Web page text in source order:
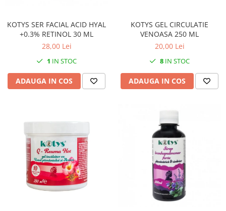
KOTYS SER FACIAL ACID HYAL
+0.3% RETINOL 30 ML
28,00 Lei
1 IN STOC
ADAUGA IN COS
KOTYS GEL CIRCULATIE
VENOASA 250 ML
20,00 Lei
8 IN STOC
ADAUGA IN COS